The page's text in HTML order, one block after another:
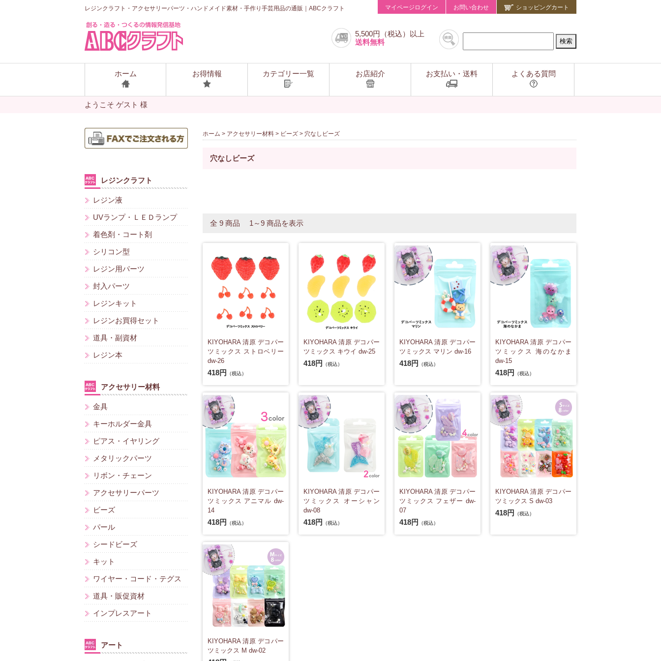
レジンクラフト・アクセサリーパーツ・ハンドメイド素材・手作り手芸用品の通販｜ABCクラフト マイページログイン お問い合わせ ショッピングカート
5,500円（税込）以上
送料無料
ホーム お得情報 カテゴリー一覧 お店紹介 お支払い・送料 よくある質問
ようこそ ゲスト 様
ホーム > アクセサリー材料 > ビーズ > 穴なしビーズ
穴なしビーズ
全 9 商品 1～9 商品を表示
KIYOHARA 清原 デコパー
ツミックス ストロベリー
dw-26
418円 （税込）
KIYOHARA 清原 デコパー
ツミックス キウイ dw-25
418円 （税込）
KIYOHARA 清原 デコパー
ツミックス マリン dw-16
418円 （税込）
KIYOHARA 清原 デコパー
ツミックス 海のなかま
dw-15
418円 （税込）
KIYOHARA 清原 デコパー
ツミックス アニマル dw-
14
418円 （税込）
KIYOHARA 清原 デコパー
ツミックス オーシャン
dw-08
418円 （税込）
KIYOHARA 清原 デコパー
ツミックス フェザー dw-
07
418円 （税込）
KIYOHARA 清原 デコパー
ツミックス S dw-03
418円 （税込）
KIYOHARA 清原 デコパー
ツミックス M dw-02
レジンクラフト
レジン液
UVランプ・ＬＥＤランプ
着色剤・コート剤
シリコン型
レジン用パーツ
封入パーツ
レジンキット
レジンお買得セット
道具・副資材
レジン本
アクセサリー材料
金具
キーホルダー金具
ピアス・イヤリング
メタリックパーツ
リボン・チェーン
アクセサリーパーツ
ビーズ
パール
シードビーズ
キット
ワイヤー・コード・テグス
道具・販促資材
インプレスアート
アート